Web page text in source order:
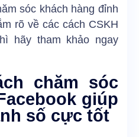
sóc khách hàng đỉnh
rõ về các cách CSKH
hãy tham khảo ngay
chăm sóc
giúp
số cực tốt